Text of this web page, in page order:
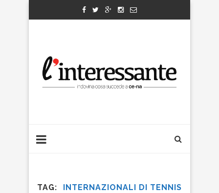
TAG INTERNAZIONALI DI TENNIS